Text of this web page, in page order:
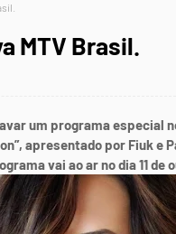
MTV Brasil.
um programa especial
apresentado por Fiuk e
vai ao ar no dia 11 de